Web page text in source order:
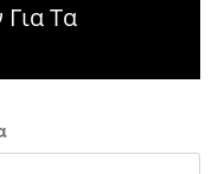
Τα